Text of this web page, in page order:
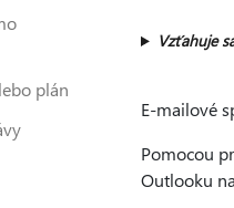
plán
Vzťahuje
E-mailové
Pomocou
Outlooku